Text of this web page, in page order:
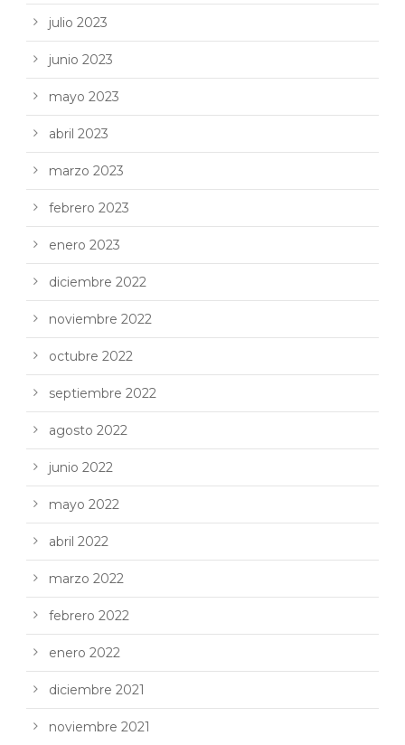
julio 2023
junio 2023
mayo 2023
abril 2023
marzo 2023
febrero 2023
enero 2023
diciembre 2022
noviembre 2022
octubre 2022
septiembre 2022
agosto 2022
junio 2022
mayo 2022
abril 2022
marzo 2022
febrero 2022
enero 2022
diciembre 2021
noviembre 2021